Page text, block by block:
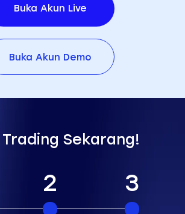
Buka Akun Live
Buka Akun Demo
Trading Sekarang!
2 3